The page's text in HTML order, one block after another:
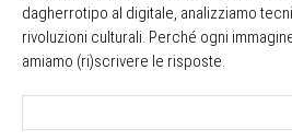
dagherrotipo al digitale, analizziamo
rivoluzioni culturali. Perché ogni
amiamo (ri)scrivere le risposte.